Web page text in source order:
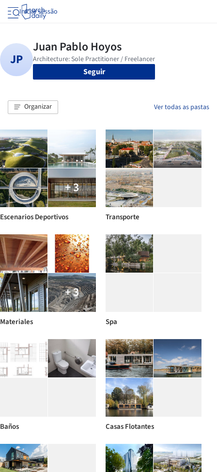
Iniciar sessão
Seguir
Organizar Ver todas as pastas
+ 3
Escenarios Deportivos Transporte
+ 3
Materiales Spa
Baños Casas Flotantes